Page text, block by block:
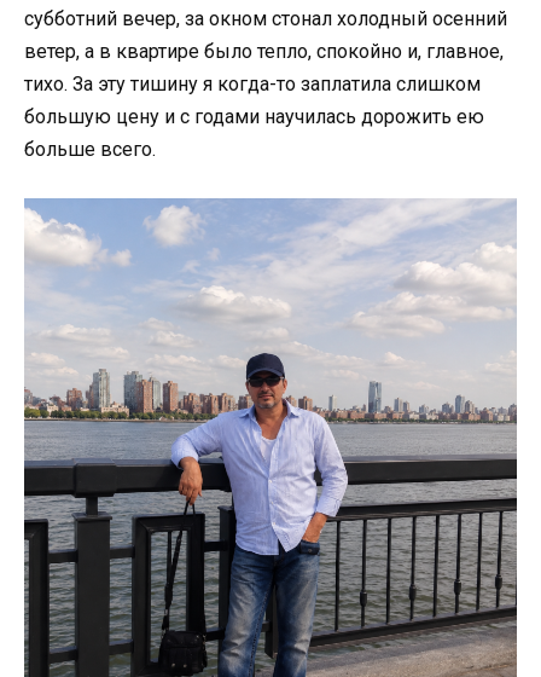
субботний вечер, за окном стонал холодный осенний
ветер, а в квартире было тепло, спокойно и, главное,
тихо. За эту тишину я когда-то заплатила слишком
большую цену и с годами научилась дорожить ею
больше всего.